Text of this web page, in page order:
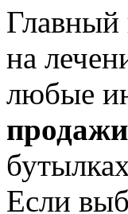
Главный
на
любые
Если